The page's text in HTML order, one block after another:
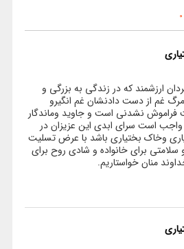
0
ارزشمند که در زندگی به بزرگی و
غم از دست دادنشان غم انگیرو
نشدنی است و جاوید وماندگار
است سرای ابدی این عزیزان در
وخاک بختیاری باشد با عرض تسلیت
سلامتی برای خانواده و شادی روح برای
منان خواستاریم.